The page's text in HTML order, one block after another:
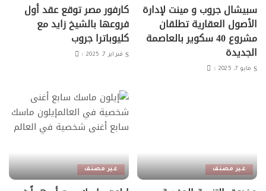
سبيشال جروب و مينت لإدارة
الأصول العقارية تطلقان
مشروع 40 سكوير بالعاصمة
الجديدة
مايو 7, 2025
كارفور مصر توقع عقد أول
فروعها بالشيخ زايد مع
كليوباترا جروب
فبراير 7, 2025
غير مصنف غير مصنف